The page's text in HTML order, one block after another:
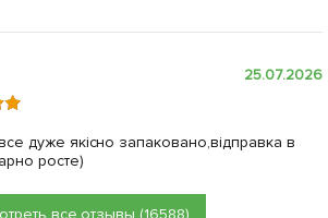
25.07.2026
дуже якісно запаковано,відправка в
росте)
все отзывы (16588)